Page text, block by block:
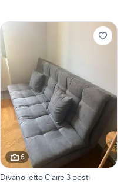
6
Divano letto Claire 3 posti -